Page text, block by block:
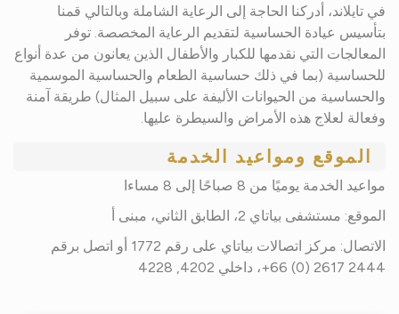
في تايلاند، أدركنا الحاجة إلى الرعاية الشاملة وبالتالي قمنا
بتأسيس عيادة الحساسية لتقديم الرعاية المخصصة. توفر
المعالجات التي نقدمها للكبار والأطفال الذين يعانون من عدة أنواع
للحساسية (بما في ذلك حساسية الطعام والحساسية الموسمية
والحساسية من الحيوانات الأليفة على سبيل المثال) طريقة آمنة
وفعالة لعلاج هذه الأمراض والسيطرة عليها.
الموقع ومواعيد الخدمة
مواعيد الخدمة يوميًا من 8 صباحًا إلى 8 مساءا
الموقع: مستشفى بياتاي 2، الطابق الثاني، مبنى أ
الاتصال: مركز اتصالات بياتاي على رقم 1772 أو اتصل برقم
2444 2617 (0) 66+، داخلي 4202, 4228